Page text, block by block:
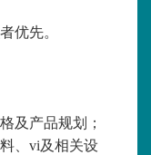
优先。
及产品规划；
、vi及相关设